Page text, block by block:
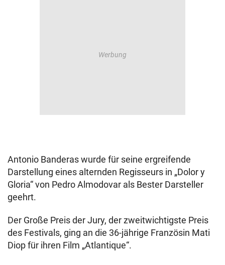
Antonio Banderas wurde für seine ergreifende
Darstellung eines alternden Regisseurs in „Dolor y
Gloria“ von Pedro Almodovar als Bester Darsteller
geehrt.
Der Große Preis der Jury, der zweitwichtigste Preis
des Festivals, ging an die 36-jährige Französin Mati
Diop für ihren Film „Atlantique“.